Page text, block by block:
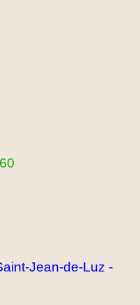
Jean-de-Luz -